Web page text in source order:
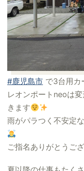
#鹿児島市 で3台用カ
レオンポートneoは
きます
雨がパラつく不安定
ご指名ありがとうご